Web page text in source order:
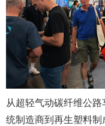
从超轻气动碳纤维公
统制造商到再生塑料